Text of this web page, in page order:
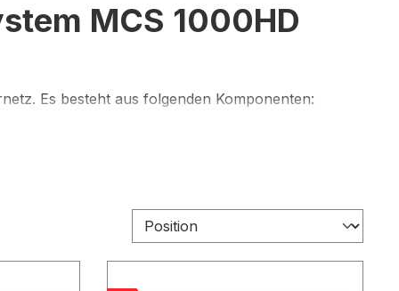
MCS 1000HD
Es besteht aus folgenden Komponenten: